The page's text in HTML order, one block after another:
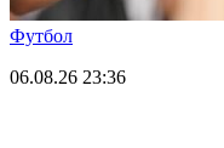
Футбол
06.08.26 23:36